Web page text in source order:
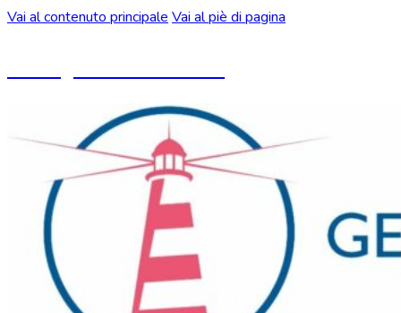
Vai al contenuto principale Vai al piè di pagina